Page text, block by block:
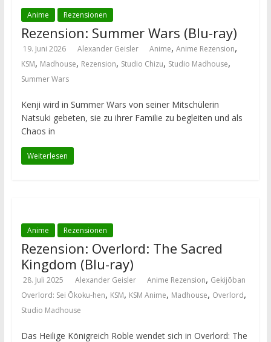
Anime Rezensionen
Rezension: Summer Wars (Blu-ray)
19. Juni 2026 Alexander Geisler Anime, Anime Rezension,
KSM, Madhouse, Rezension, Studio Chizu, Studio Madhouse,
Summer Wars
Kenji wird in Summer Wars von seiner Mitschülerin
Natsuki gebeten, sie zu ihrer Familie zu begleiten und als
Chaos in
Weiterlesen
Anime Rezensionen
Rezension: Overlord: The Sacred
Kingdom (Blu-ray)
28. Juli 2025 Alexander Geisler Anime Rezension, Gekijōban
Overlord: Sei Ōkoku-hen, KSM, KSM Anime, Madhouse, Overlord,
Studio Madhouse
Das Heilige Königreich Roble wendet sich in Overlord: The